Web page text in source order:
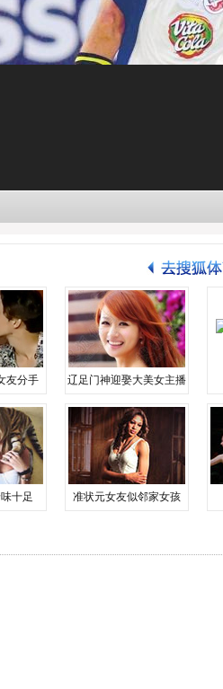
友分手 辽足门神迎娶大美女主播
十足 准状元女友似邻家女孩